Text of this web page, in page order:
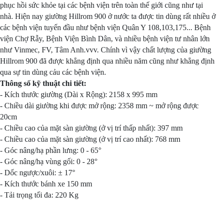
phục hồi sức khỏe tại các bệnh viện trên toàn thế giới cũng như tại
nhà. Hiện nay giường Hillrom 900 ở nước ta được tin dùng rất nhiều ở
các bệnh viện tuyến đầu như bệnh viện Quân Y 108,103,175... Bệnh
viện Chợ Rẫy, Bệnh Viện Bình Dân, và nhiều bệnh viện tư nhân lớn
như Vinmec, FV, Tâm Anh.vvv. Chính vì vậy chất lượng của giường
Hillrom 900 đã được khẳng định qua nhiều năm cũng như khẳng định
qua sự tin dùng cảu các bệnh viện.
Thông số kỹ thuật chi tiết:
- Kích thước giường (Dài x Rộng): 2158 x 995 mm
- Chiều dài giường khi được mở rộng: 2358 mm ~ mở rộng được
20cm
- Chiều cao của mặt sàn giường (ở vị trí thấp nhất): 397 mm
- Chiều cao của mặt sàn giường (ở vị trí cao nhất): 768 mm
- Góc nâng/hạ phần lưng: 0 - 65°
- Góc nâng/hạ vùng gối: 0 - 28°
- Dốc ngược/xuôi: ± 17°
- Kích thước bánh xe 150 mm
- Tải trọng tối đa: 220 Kg